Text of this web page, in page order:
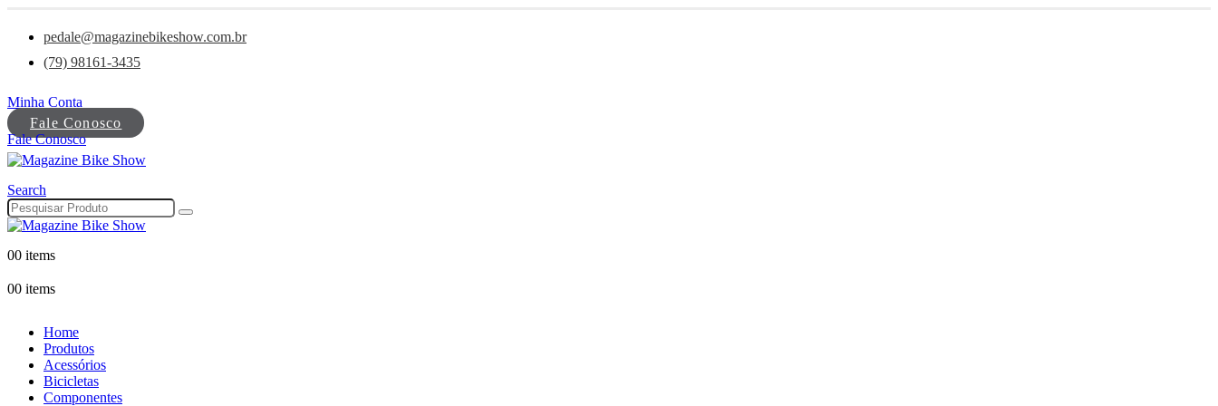
pedale@magazinebikeshow.com.br
(79) 98161-3435
Minha Conta
Fale Conosco
Fale Conosco
Search
00 items
00 items
Home
Produtos
Acessórios
Bicicletas
Componentes